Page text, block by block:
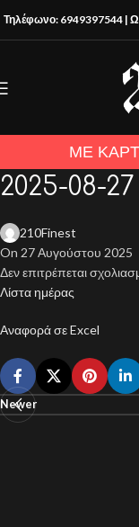
Τηλέφωνο: 6949397544 |
ΜΕ
2025-08-27
210Finest
On 27 Αυγούστου 2025
Δεν επιτρέπεται
Λίστα ημέρας
Αναφορά σε Excel
Newer